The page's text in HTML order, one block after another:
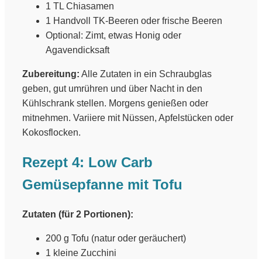
1 TL Chiasamen
1 Handvoll TK-Beeren oder frische Beeren
Optional: Zimt, etwas Honig oder
Agavendicksaft
Zubereitung: Alle Zutaten in ein Schraubglas
geben, gut umrühren und über Nacht in den
Kühlschrank stellen. Morgens genießen oder
mitnehmen. Variiere mit Nüssen, Apfelstücken oder
Kokosflocken.
Rezept 4: Low Carb
Gemüsepfanne mit Tofu
Zutaten (für 2 Portionen):
200 g Tofu (natur oder geräuchert)
1 kleine Zucchini